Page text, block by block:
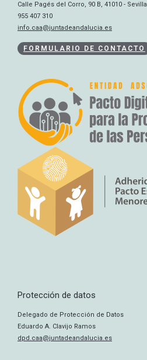
Calle Pagés del Corro, 90 B, 41010 - Sevilla
955 407 310
info.caa@juntadeandalucia.es
FORMULARIO DE CONTACTO
Protección de datos
Delegado de Protección de Datos
Eduardo A. Clavijo Ramos
dpd.caa@juntadeandalucia.es